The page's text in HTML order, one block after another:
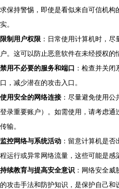
求保持警惕，即使是看似来自可信机
实。
限制用户权限 ：日常使用计算机时，
户。这可以防止恶意软件在未经授权的
禁用不必要的服务和端口 ：检查并关
口，减少潜在的攻击入口。
使用安全的网络连接 ：尽量避免使用公
登录重要账户）。如需使用，请考虑
传输。
监控网络与系统活动 ：留意计算机是
程运行或异常网络流量，这些可能是感
持续教育与提高安全意识 ：网络安全
的攻击手法和防护知识，是保护自己和